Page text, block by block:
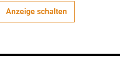
Anzeige schalten